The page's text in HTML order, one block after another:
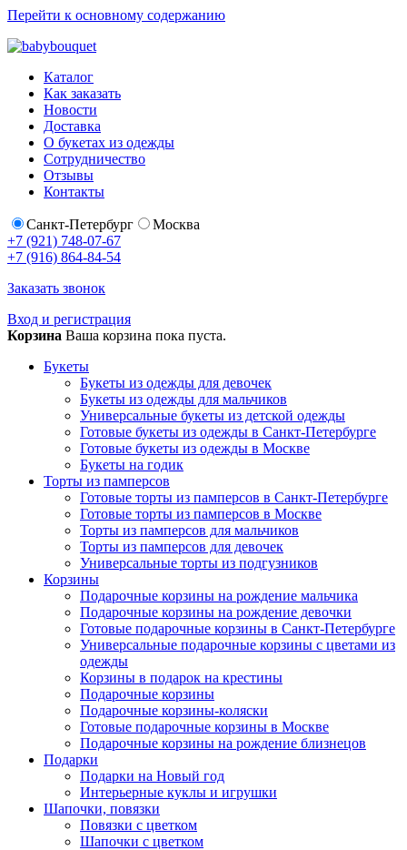
Перейти к основному содержанию
Каталог
Как заказать
Новости
Доставка
О букетах из одежды
Сотрудничество
Отзывы
Контакты
Санкт-Петербург
Москва
+7 (921) 748-07-67
+7 (916) 864-84-54
Заказать звонок
Вход и регистрация
Корзина Ваша корзина пока пуста.
Букеты
Букеты из одежды для девочек
Букеты из одежды для мальчиков
Универсальные букеты из детской одежды
Готовые букеты из одежды в Санкт-Петербурге
Готовые букеты из одежды в Москве
Букеты на годик
Торты из памперсов
Готовые торты из памперсов в Санкт-Петербурге
Готовые торты из памперсов в Москве
Торты из памперсов для мальчиков
Торты из памперсов для девочек
Универсальные торты из подгузников
Корзины
Подарочные корзины на рождение мальчика
Подарочные корзины на рождение девочки
Готовые подарочные корзины в Санкт-Петербурге
Универсальные подарочные корзины с цветами из
одежды
Корзины в подарок на крестины
Подарочные корзины
Подарочные корзины-коляски
Готовые подарочные корзины в Москве
Подарочные корзины на рождение близнецов
Подарки
Подарки на Новый год
Интерьерные куклы и игрушки
Шапочки, повязки
Повязки с цветком
Шапочки с цветком